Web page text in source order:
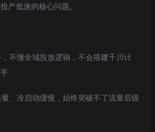
产低迷的核心问题。
不懂全域投放逻辑，不会搭建千川计
、冷启动缓慢，始终突破不了流量层级